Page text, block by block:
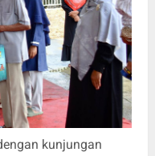
kunjungan